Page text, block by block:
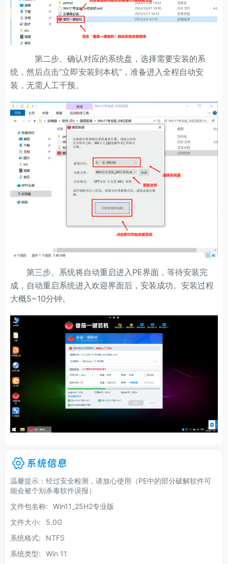
第二步、确认对应的系统盘，选择需要安装的系
统，然后点击“立即安装到本机”，准备进入全程自动安
装，无需人工干预。
第三步、系统将自动重启进入PE界面，等待安装完
成，自动重启系统进入欢迎界面后，安装成功。安装过程
大概5~10分钟。
系统信息
温馨提示：经过安全检测，请放心使用（PE中的部分破解软件可
能会被个别杀毒软件误报）
文件包名称:
Win11_25H2专业版
文件大小:
5.0G
系统格式:
NTFS
系统类型:
Win 11